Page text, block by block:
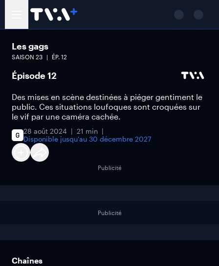
Les gags
SAISON 23 ÉP. 12
Épisode 12
Des mises en scène destinées à piéger gentiment le
public. Ces situations loufoques sont croquées sur
le vif par une caméra cachée.
28 août 2024
21 min
Disponible jusqu'au 30 décembre 2027
Publicité
Publicité
Chaînes